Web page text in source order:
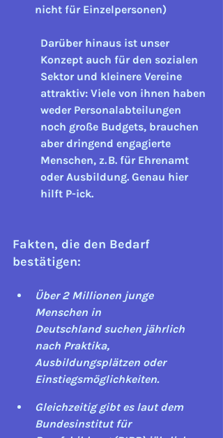
nicht für Einzelpersonen)
Darüber hinaus ist unser
Konzept auch für den sozialen
Sektor und kleinere Vereine
attraktiv: Viele von ihnen haben
weder Personalabteilungen
noch große Budgets, brauchen
aber dringend engagierte
Menschen, z. B. für Ehrenamt
oder Ausbildung. Genau hier
hilft P-ick.
Fakten, die den Bedarf
bestätigen:
Über 2 Millionen junge
Menschen in
Deutschland suchen jährlich
nach Praktika,
Ausbildungsplätzen oder
Einstiegsmöglichkeiten.
Gleichzeitig gibt es laut dem
Bundesinstitut für